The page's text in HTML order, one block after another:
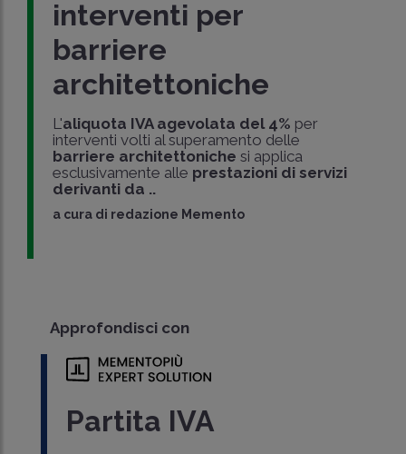
interventi per
barriere
architettoniche
L'aliquota IVA agevolata del 4% per
interventi volti al superamento delle
barriere architettoniche si applica
esclusivamente alle prestazioni di servizi
derivanti da ..
a cura di redazione Memento
Approfondisci con
Partita IVA